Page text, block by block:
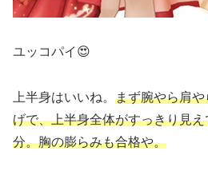
ユッコパイ😍
上半身はいいね。 まず腕やら肩
げで、上半身全体がすっきり見
分。胸の膨らみも合格や。